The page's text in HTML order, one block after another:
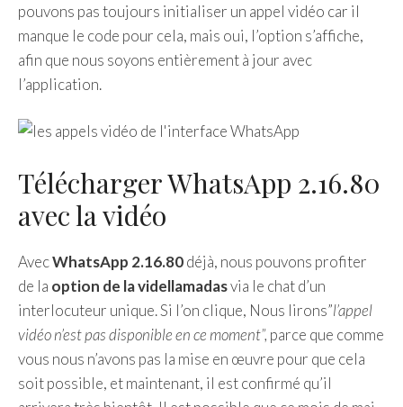
pouvons pas toujours initialiser un appel vidéo car il
manque le code pour cela, mais oui, l’option s’affiche,
afin que nous soyons entièrement à jour avec
l’application.
Télécharger WhatsApp 2.16.80
avec la vidéo
AvecWhatsApp 2.16.80déjà, nous pouvons profiter
de la option de la videllamadasvia le chat d’un
interlocuteur unique. Si l’on clique, Nous lirons”l’appel
vidéo n’est pas disponible en ce moment”, parce que comme
vous nous n’avons pas la mise en œuvre pour que cela
soit possible, et maintenant, il est confirmé qu’il